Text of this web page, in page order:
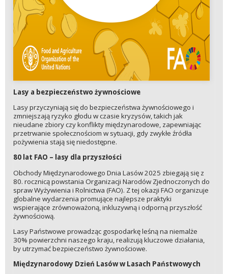
Lasy a bezpieczeństwo żywnościowe
Lasy przyczyniają się do bezpieczeństwa żywnościowego i
zmniejszają ryzyko głodu w czasie kryzysów, takich jak
nieudane zbiory czy konflikty międzynarodowe, zapewniając
przetrwanie społecznościom w sytuacji, gdy zwykłe źródła
pożywienia stają się niedostępne.
80 lat FAO – lasy dla przyszłości
Obchody Międzynarodowego Dnia Lasów 2025 zbiegają się z
80. rocznicą powstania Organizacji Narodów Zjednoczonych do
spraw Wyżywienia i Rolnictwa (FAO). Z tej okazji FAO organizuje
globalne wydarzenia promujące najlepsze praktyki
wspierające zrównoważoną, inkluzywną i odporną przyszłość
żywnościową.
Lasy Państwowe prowadząc gospodarkę leśną na niemalże
30% powierzchni naszego kraju, realizują kluczowe działania,
by utrzymać bezpieczeństwo żywnościowe.
Międzynarodowy Dzień Lasów w Lasach Państwowych